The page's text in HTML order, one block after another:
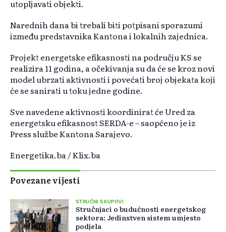
utopljavati objekti.
Narednih dana bi trebali biti potpisani sporazumi
između predstavnika Kantona i lokalnih zajednica.
Projekt energetske efikasnosti na području KS se
realizira 11 godina, a očekivanja su da će se kroz novi
model ubrzati aktivnosti i povećati broj objekata koji
će se sanirati u toku jedne godine.
Sve navedene aktivnosti koordinirat će Ured za
energetsku efikasnost SERDA-e – saopćeno je iz
Press službe Kantona Sarajevo.
Energetika.ba / Klix.ba
Povezane vijesti
STRUČNI SKUPOVI
Stručnjaci o budućnosti energetskog
sektora: Jedinstven sistem umjesto
podjela